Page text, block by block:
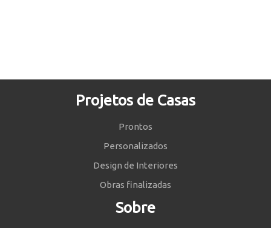
Projetos de Casas
Prontos
Personalizados
Design de Interiores
Obras finalizadas
Sobre